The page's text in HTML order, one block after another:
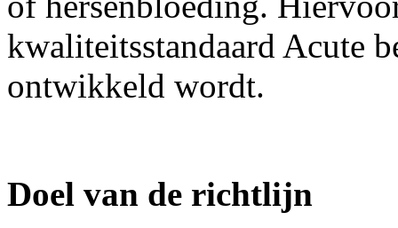
kwaliteitsstandaard Acute
ontwikkeld wordt.
Doel van de richtlijn